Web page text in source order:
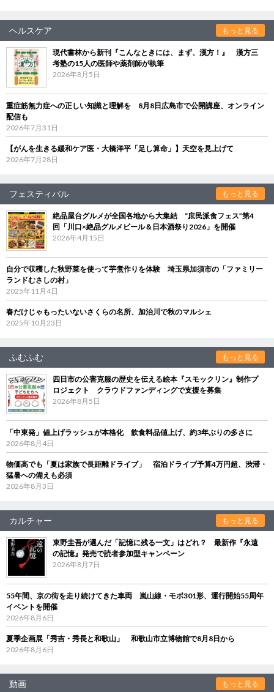
ヘルスケア もっと見る
現代書林から新刊『こんなときには、まず、漢方！』 漢方三
考塾の15人の医師や薬剤師が執筆
2026年8月5日
重症筋無力症への正しい知識と理解を 8月8日広島市で公開講座、オンライン
配信も
2026年7月31日
【がんを生きる緩和ケア医・大橋洋平「足し算命」】天空を見上げて
2026年7月28日
フェスティバル もっと見る
絶品屋台グルメが全国各地から大集結 “庶民派食フェス”第4
回「川口×絶品グルメビール＆日本酒祭り2026」を開催
2026年4月15日
自分で収穫した秋野菜を使って芋煮作りを体験 埼玉県加須市の「ファミリー
ランドむさしの村」
2025年11月4日
春だけじゃもったいないさくらの名所、加治川で秋のマルシェ
2025年10月23日
ふむふむ もっと見る
四日市の公害克服の歴史を伝える絵本『スモックリン』制作プ
ロジェクト クラウドファンディングで支援を募集
2026年8月5日
「中東発」値上げラッシュが本格化 飲食料品値上げ、約3年ぶりの多さに
2026年8月4日
物価高でも「夏は家族で長距離ドライブ」 宿泊ドライブ予算4万円超、渋滞・
猛暑への備えも必須
2026年8月3日
カルチャー もっと見る
東野圭吾が選んだ「記憶に残る一文」はどれ？ 最新作『永遠
の記憶』発売で読者参加型キャンペーン
2026年8月7日
55年間、京の街を走り続けてきた車両 嵐山線・モボ301形、運行開始55周年
イベントを開催
2026年8月6日
夏季企画展「秀吉・秀長と和歌山」 和歌山市立博物館で8月8日から
2026年8月6日
動画 もっと見る